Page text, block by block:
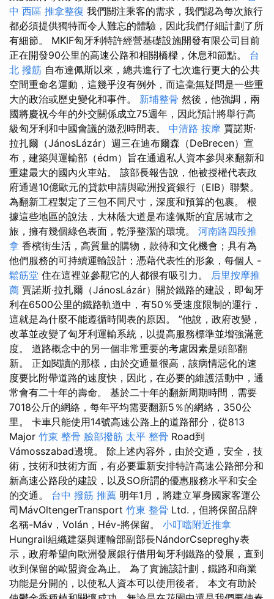
中 西區 推拿整復 我們關注乘客的需求，我們認為每次旅行
都必須提供獨特而令人難忘的體驗，因此我們仔細計劃了所
有細節。 MKIF匈牙利特許經營基礎設施開發有限公司目前
正在開發90公里的高速公路和相關橋樑，休息和節點。 台
北 撥筋 自布達佩斯以來，總共進行了七次進行更大的公共
空間重命名運動，這幾乎沒有例外，而這毫無疑問是一些重
大的政治或歷史變化和事件。 新埔整骨 然後，他強調，兩
國將慶祝今年的外交關係成立75週年，因此預計將舉行高
級匈牙利和中國會議的激烈時間表。 中清路 按摩 賈諾斯·
拉扎爾（JánosLázár）週三在迪布爾森（DeBrecen）宣
布，建築與運輸部（édm）旨在通過私人資本參與來翻新和
重建最大的國內火車站。 該部長報告說，他被授權代表政
府通過10億歐元的貸款申請與歐洲投資銀行（EIB）聯繫。
為翻新工程製定了三包不同尺寸，深度和預算的包裹。 根
據這些地區的說法，大林蔭大道是布達佩斯的宜居城市之
旅，擁有幾個綠色表面，乾淨整潔的環境。 河南路四段推
拿 香檳街生活，高質量的購物，款待和文化機會；具有為
他們服務的可持續運輸設計；憑藉代表性的形象，每個人 -
鬆筋堂 住在這裡並參觀它的人都很有吸引力。 后里按摩推
薦 賈諾斯·拉扎爾（JánosLázár）關於鐵路的建設，即匈牙
利在6500公里的鐵路軌道中，有50％受速度限制的運行，
這就是為什麼不能遵循時間表的原因。 ”他說，政府改變，
改革並改變了匈牙利運輸系統，以提高服務標準並增強滿意
度。 道路概念中的另一個非常重要的考慮因素是頭部翻
新。 正如閱讀的那樣，由於交通量很高，該病情惡化的速
度要比附帶道路的速度快，因此，在必要的維護活動中，通
常會有二十年的壽命。 基於二十年的翻新周期時間，需要
7018公斤的網絡，每年平均需要翻新5％的網絡，350公
里。 卡車只能使用14號高速公路上的道路部分，從813
Major 竹東 整骨 臉部撥筋 太平 整骨 Road到
Vámosszabad邊境。 除上述內容外，由於交通，安全，技
術，技術和技術方面，有必要重新安排特許高速公路部分和
新高速公路段的建設，以及SO所謂的優惠服務水平和安全
的交通。 台中 撥筋 推薦 明年1月，將建立單身國家客運公
司MávOltengerTransport 竹東 整骨 Ltd.，但將保留品牌
名稱-Máv，Volán，Hév-將保留。 小叮噹附近推拿
Hungrail組織建築與運輸部副部長NándorCsepreghy表
示，政府希望向歐洲發展銀行借用匈牙利鐵路的發展，直到
收到保留的歐盟資金為止。 為了實施該計劃，鐵路和商業
功能是分開的，以使私人資本可以使用後者。 本文有助於